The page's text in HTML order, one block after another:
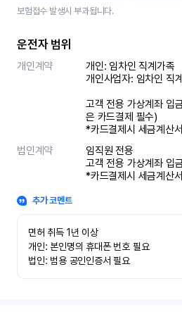
보험접수 발생시 부과됩니다.
운전자 범위
개인계약
개인: 임차인 직계가족
개인사업자: 임차인 직
고객 전용 가상계좌 입
은 카드결제 필수)
*카드결제시 세금계산
법인계약
임직원 전용
고객 전용 가상계좌 입
*카드결제시 세금계산
추가 코멘트
면허 취득 1년 이상
개인: 본인명의 휴대폰 번호 필요
법인: 범용 공인인증서 필요